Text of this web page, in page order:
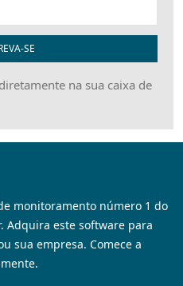
SE
na sua caixa de
monitoramento número 1 do
Adquira este software para
sua empresa. Comece a